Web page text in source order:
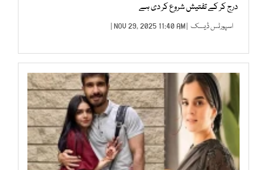
درج کر کے تفتیش شروع کر دی ہے
اسپورٹس ڈیسک | NOV 29, 2025 11:40 AM |